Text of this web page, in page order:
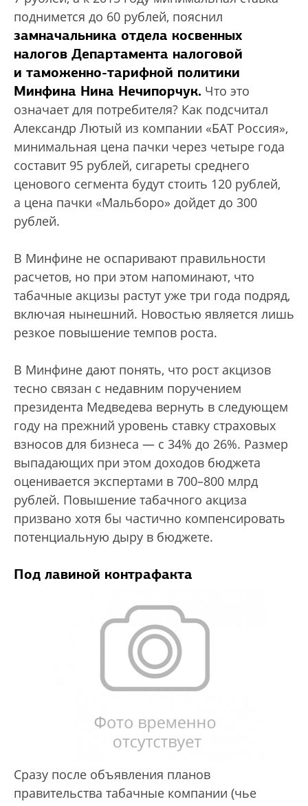
поднимется до 60 рублей, пояснил
замначальника отдела косвенных
налогов Департамента налоговой
и таможенно-тарифной политики
Минфина Нина Нечипорчук. Что это
означает для потребителя? Как подсчитал
Александр Лютый из компании «БАТ Россия»,
минимальная цена пачки через четыре года
составит 95 рублей, сигареты среднего
ценового сегмента будут стоить 120 рублей,
а цена пачки «Мальборо» дойдет до 300
рублей.
В Минфине не оспаривают правильности
расчетов, но при этом напоминают, что
табачные акцизы растут уже три года подряд,
включая нынешний. Новостью является лишь
резкое повышение темпов роста.
В Минфине дают понять, что рост акцизов
тесно связан с недавним поручением
президента Медведева вернуть в следующем
году на прежний уровень ставку страховых
взносов для бизнеса — с 34% до 26%. Размер
выпадающих при этом доходов бюджета
оценивается экспертами в 700–800 млрд
рублей. Повышение табачного акциза
призвано хотя бы частично компенсировать
потенциальную дыру в бюджете.
Под лавиной контрафакта
Сразу после объявления планов
правительства табачные компании (чье